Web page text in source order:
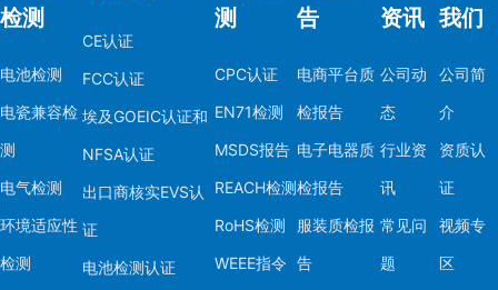
检测
电池检测
电瓷兼容检
测
电气检测
环境适应性
检测
CE认证
FCC认证
埃及GOEIC认证和
NFSA认证
出口商核实EVS认
证
电池检测认证
测
CPC认证
EN71检测
MSDS报告
REACH检测
RoHS检测
WEEE指令
告
电商平台质
检报告
电子电器质
检报告
服装质检报
告
资讯
公司动
态
行业资
讯
常见问
题
我们
公司简
介
资质认
证
视频专
区